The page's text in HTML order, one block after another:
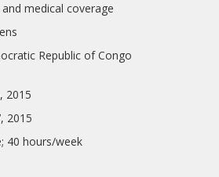
medical coverage
Republic of Congo
2015
2015
40 hours/week